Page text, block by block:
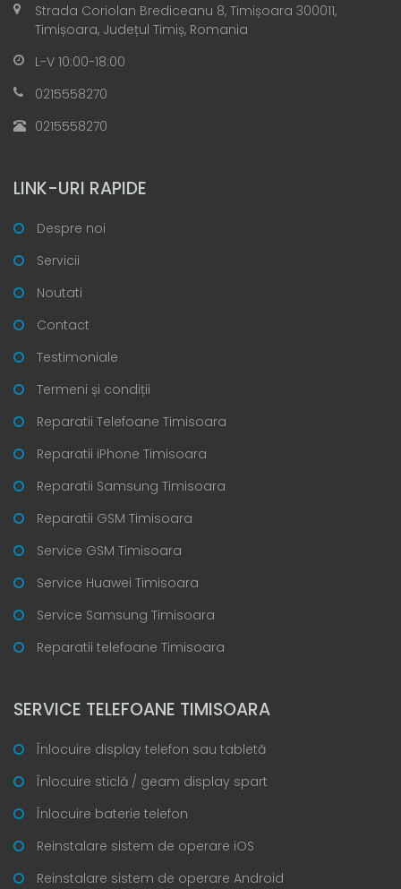
Strada Coriolan Brediceanu 8, Timișoara 300011,
Timișoara, Județul Timiș, Romania
L-V 10:00-18:00
0215558270
0215558270
LINK-URI RAPIDE
Despre noi
Servicii
Noutati
Contact
Testimoniale
Termeni și condiții
Reparatii Telefoane Timisoara
Reparatii iPhone Timisoara
Reparatii Samsung Timisoara
Reparatii GSM Timisoara
Service GSM Timisoara
Service Huawei Timisoara
Service Samsung Timisoara
Reparatii telefoane Timisoara
SERVICE TELEFOANE TIMISOARA
Înlocuire display telefon sau tabletă
Înlocuire sticlă / geam display spart
Înlocuire baterie telefon
Reinstalare sistem de operare iOS
Reinstalare sistem de operare Android